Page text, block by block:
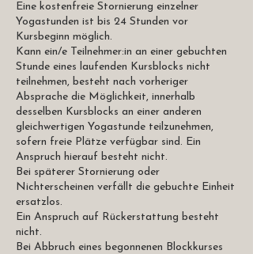
Eine kostenfreie Stornierung einzelner
Yogastunden ist bis 24 Stunden vor
Kursbeginn möglich.
Kann ein/e Teilnehmer:in an einer gebuchten
Stunde eines laufenden Kursblocks nicht
teilnehmen, besteht nach vorheriger
Absprache die Möglichkeit, innerhalb
desselben Kursblocks an einer anderen
gleichwertigen Yogastunde teilzunehmen,
sofern freie Plätze verfügbar sind. Ein
Anspruch hierauf besteht nicht.
Bei späterer Stornierung oder
Nichterscheinen verfällt die gebuchte Einheit
ersatzlos.
Ein Anspruch auf Rückerstattung besteht
nicht.
Bei Abbruch eines begonnenen Blockkurses